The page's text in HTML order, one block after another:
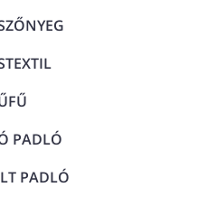
PADLÓ
PADLÓ